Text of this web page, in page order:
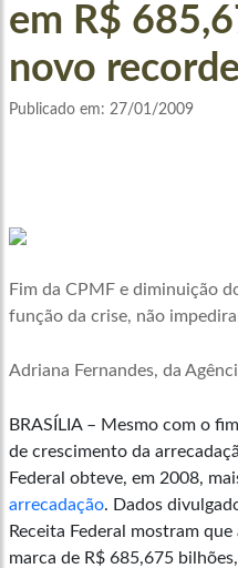
em R$
novo recorde
Publicado em: 27/01/2009
Fim da CPMF e diminuição
função da crise, não
Adriana Fernandes, da
BRASÍLIA – Mesmo com o
de crescimento da
Federal obteve, em 2008,
arrecadação. Dados
Receita Federal mostram
marca de R$ 685,675